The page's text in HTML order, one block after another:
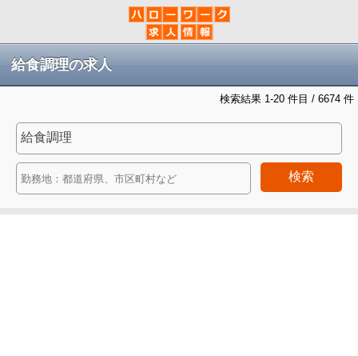
給食調理の求人
検索結果 1-20 件目 / 6674 件
検索